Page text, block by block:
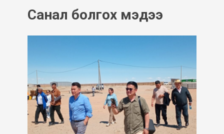
Санал болгох мэдээ